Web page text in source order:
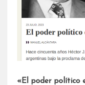
«El poder político